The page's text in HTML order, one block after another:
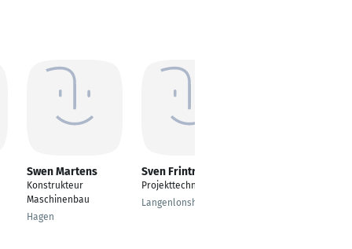
Swen Martens
Konstrukteur
Maschinenbau
Hagen
Sven Frintrop
Projekttechniker
Langenlonsheim